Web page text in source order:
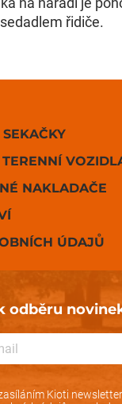
řidiče.
NAKLADAČE
ÚDAJŮ
odběru
Kioti